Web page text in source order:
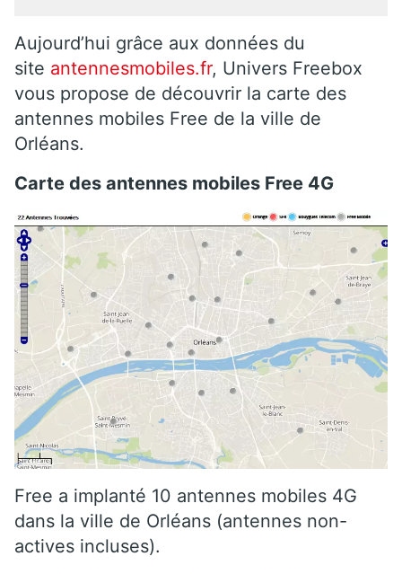
Aujourd’hui grâce aux données du
site antennesmobiles.fr, Univers Freebox
vous propose de découvrir la carte des
antennes mobiles Free de la ville de
Orléans.
Carte des antennes mobiles Free 4G
Free a implanté 10 antennes mobiles 4G
dans la ville de Orléans (antennes non-
actives incluses).